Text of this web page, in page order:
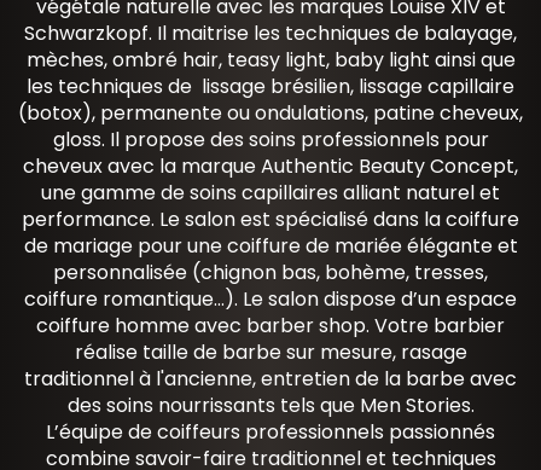
végétale naturelle avec les marques Louise XIV et
Schwarzkopf. Il maitrise les techniques de balayage,
mèches, ombré hair, teasy light, baby light ainsi que
les techniques de lissage brésilien, lissage capillaire
(botox), permanente ou ondulations, patine cheveux,
gloss. Il propose des soins professionnels pour
cheveux avec la marque Authentic Beauty Concept,
une gamme de soins capillaires alliant naturel et
performance. Le salon est spécialisé dans la coiffure
de mariage pour une coiffure de mariée élégante et
personnalisée (chignon bas, bohème, tresses,
coiffure romantique...). Le salon dispose d’un espace
coiffure homme avec barber shop. Votre barbier
réalise taille de barbe sur mesure, rasage
traditionnel à l'ancienne, entretien de la barbe avec
des soins nourrissants tels que Men Stories.
L’équipe de coiffeurs professionnels passionnés
combine savoir-faire traditionnel et techniques